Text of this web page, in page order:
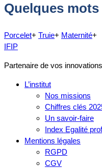
Quelques mots
Porcelet+ Truie+ Maternité+
IFIP
Partenaire de vos innovations
L’institut
Nos missions
Chiffres clés
Un savoir-faire
Index Egalité
Mentions légales
RGPD
CGV